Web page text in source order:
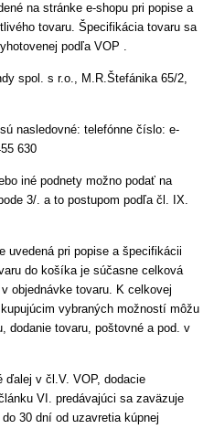
na stránke e-shopu pri popise a
tovaru. Špecifikácia tovaru sa
podľa VOP .
spol. s r.o., M.R.Štefánika 65/2,
nasledovné: telefónne číslo: e-
630
iné podnety možno podať na
3/. a to postupom podľa čl. IX.
uvedená pri popise a špecifikácii
do košíka je súčasne celková
objednávke tovaru. K celkovej
vybraných možností môžu
dodanie tovaru, poštovné a pod. v
ďalej v čl.V. VOP, dodacie
VI. predávajúci sa zaväzuje
30 dní od uzavretia kúpnej